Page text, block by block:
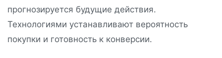
прогнозируется будущие действия.
Технологиями устанавливают вероятность
покупки и готовность к конверсии.